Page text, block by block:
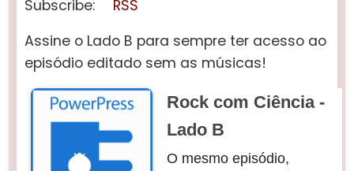
Subscribe:
RSS
Assine o Lado B para sempre ter acesso ao
episódio editado sem as músicas!
Rock com Ciência -
Lado B
O mesmo episódio,